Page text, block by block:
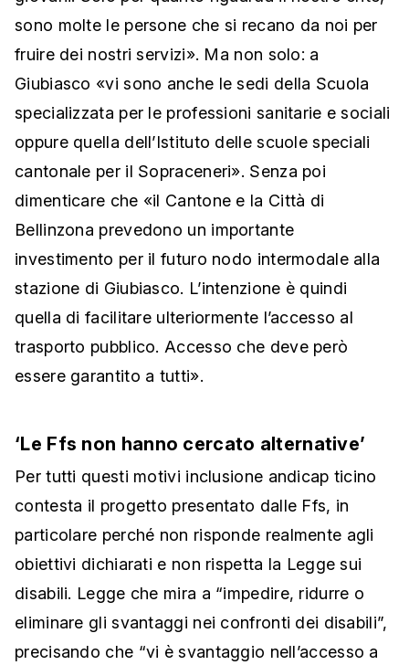
sono molte le persone che si recano da noi per
fruire dei nostri servizi». Ma non solo: a
Giubiasco «vi sono anche le sedi della Scuola
specializzata per le professioni sanitarie e sociali
oppure quella dell’Istituto delle scuole speciali
cantonale per il Sopraceneri». Senza poi
dimenticare che «il Cantone e la Città di
Bellinzona prevedono un importante
investimento per il futuro nodo intermodale alla
stazione di Giubiasco. L’intenzione è quindi
quella di facilitare ulteriormente l’accesso al
trasporto pubblico. Accesso che deve però
essere garantito a tutti».
‘Le Ffs non hanno cercato alternative’
Per tutti questi motivi inclusione andicap ticino
contesta il progetto presentato dalle Ffs, in
particolare perché non risponde realmente agli
obiettivi dichiarati e non rispetta la Legge sui
disabili. Legge che mira a “impedire, ridurre o
eliminare gli svantaggi nei confronti dei disabili”,
precisando che “vi è svantaggio nell’accesso a